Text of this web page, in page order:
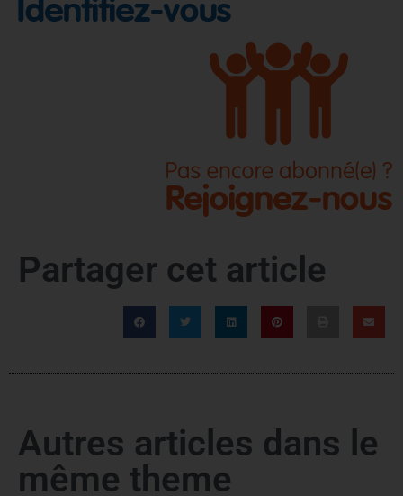
Partager cet article
Autres articles dans le
même theme